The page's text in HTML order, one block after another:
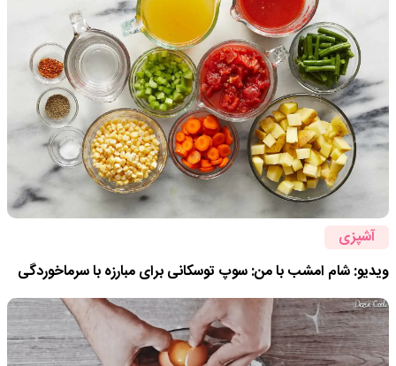
آشپزی
ویدیو: شام امشب با من: سوپ توسکانی برای مبارزه با سرماخوردگی